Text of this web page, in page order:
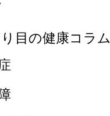
目の健康コラム